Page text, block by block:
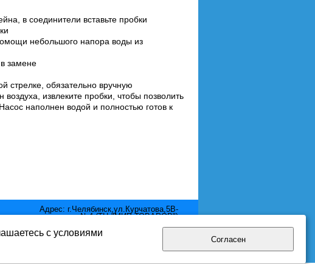
в соединители вставьте пробки
небольшого напора воды из
замене
стрелке, обязательно вручную
извлеките пробки, чтобы позволить
наполнен водой и полностью готов к
Адрес: г.Челябинск,ул.Курчатова,5В-
отдел №4 (ТЦ "МИР ТОВАРОВ")
Email: mir.pool@yandex.ru
с условиями
Согласен